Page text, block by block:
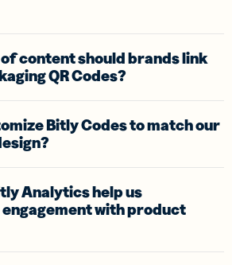
content should brands link
QR Codes?
Bitly Codes to match our
Analytics help us
with product